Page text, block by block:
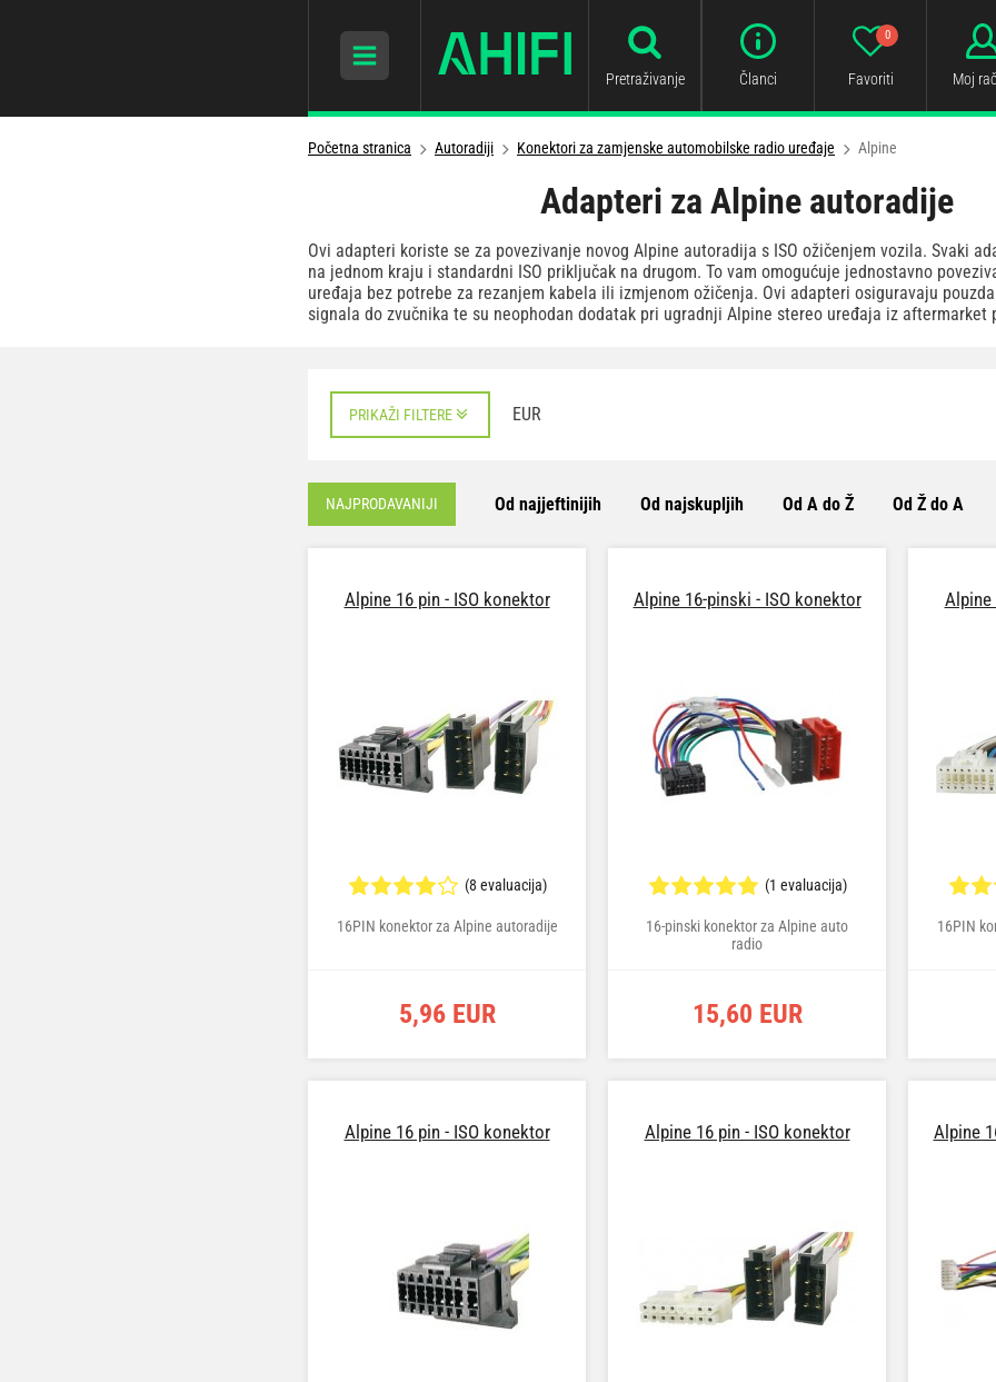
Pretraživanje Članci Favoriti
0
Moj
Početna stranica Autoradiji Konektori za zamjenske automobilske radio uređaje Alpine
Adapteri za Alpine autoradije
Ovi adapteri koriste se za povezivanje novog Alpine autoradija s ISO ožičenjem vozila. Svaki
na jednom kraju i standardni ISO priključak na drugom. To vam omogućuje jednostavno
uređaja bez potrebe za rezanjem kabela ili izmjenom ožičenja. Ovi adapteri osiguravaju
signala do zvučnika te su neophodan dodatak pri ugradnji Alpine stereo uređaja iz aftermarket
PRIKAŽI FILTERE EUR
NAJPRODAVANIJI Od najjeftinijih Od najskupljih Od A do Ž Od Ž do A
Alpine 16 pin - ISO konektor
(8 evaluacija)
16PIN konektor za Alpine autoradije
5,96 EUR
Alpine 16-pinski - ISO konektor
(1 evaluacija)
16-pinski konektor za Alpine auto
radio
15,60 EUR
Alpine
16PIN
Alpine 16 pin - ISO konektor Alpine 16 pin - ISO konektor Alpine